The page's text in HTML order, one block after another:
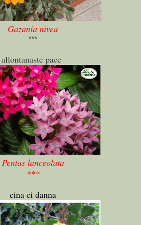
Gazania nivea
***
allontanaste pace
Pentas lanceolata
***
cina ci danna